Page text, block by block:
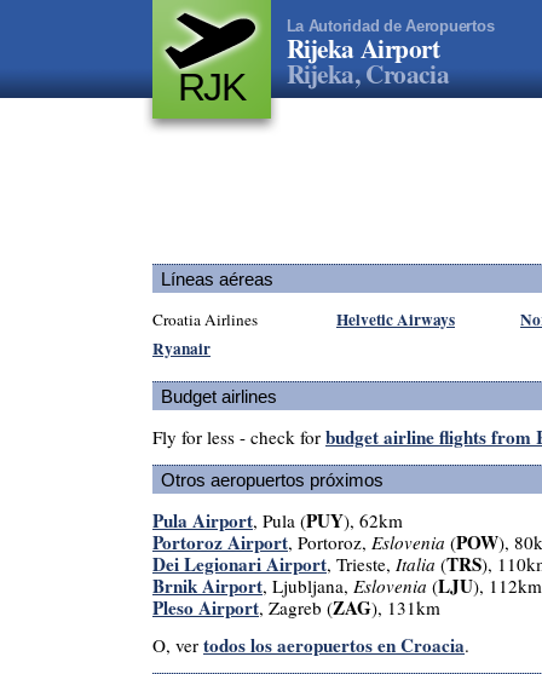
RJK
La Autoridad de Aeropuertos
Rijeka Airport
Rijeka, Croacia
Líneas aéreas
Croatia Airlines Helvetic Airways
Ryanair
Budget airlines
Fly for less - check for budget airline flights from
Otros aeropuertos próximos
Pula Airport, Pula (PUY), 62km
Portoroz Airport, Portoroz, Eslovenia (POW),
Dei Legionari Airport, Trieste, Italia (TRS),
Brnik Airport, Ljubljana, Eslovenia (LJU), 112km
Pleso Airport, Zagreb (ZAG), 131km
O, ver todos los aeropuertos en Croacia.